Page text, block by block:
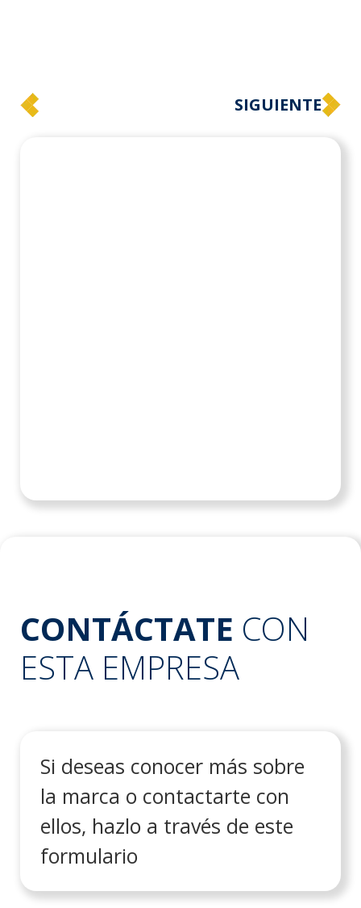
SIGUIENTE
CONTÁCTATE CON
ESTA EMPRESA
Si deseas conocer más sobre
la marca o contactarte con
ellos, hazlo a través de este
formulario